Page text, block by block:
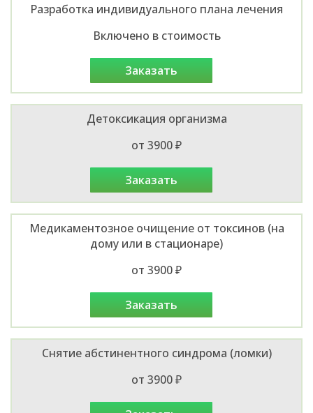
Разработка индивидуального плана лечения
Включено в стоимость
заказать
Детоксикация организма
от 3900 ₽
заказать
Медикаментозное очищение от токсинов (на
дому или в стационаре)
от 3900 ₽
заказать
Снятие абстинентного синдрома (ломки)
от 3900 ₽